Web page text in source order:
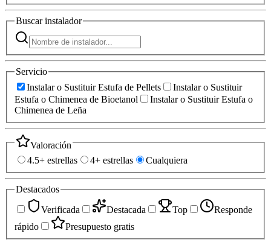
Buscarinstalador
Servicio
Instalar o Sustituir Estufa de Pellets
Instalar o Sustituir
Estufa o Chimenea de Bioetanol
Instalar o Sustituir Estufa o
Chimenea de Leña
Valoración
4.5+ estrellas
4+ estrellas Cualquiera
Destacados
Verificada
Destacada Top
Responde
rápido
Presupuesto gratis